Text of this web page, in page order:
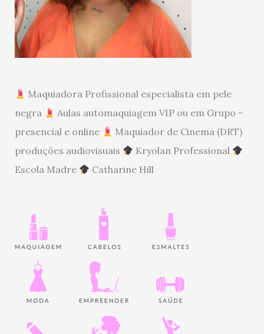
Maquiadora Profissional especialista em pele
negra
Aulas automaquiagem VIP ou em Grupo -
presencial e online
Maquiador de Cinema (DRT)
produções audiovisuais
Kryolan Professional
Escola Madre
Catharine Hill